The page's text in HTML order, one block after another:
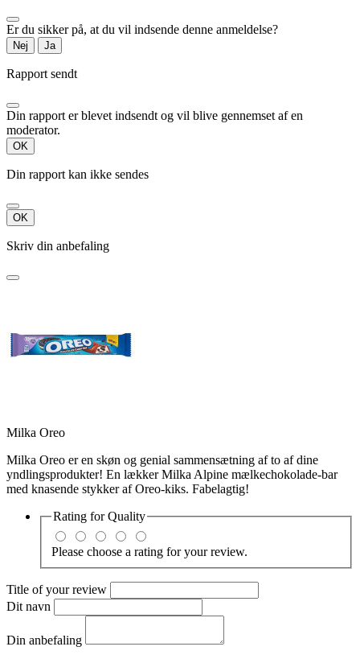
Er du sikker på, at du vil indsende denne anmeldelse?
Nej Ja
Rapport sendt
Din rapport er blevet indsendt og vil blive gennemset af en
moderator.
OK
Din rapport kan ikke sendes
OK
Skriv din anbefaling
Milka Oreo
Milka Oreo er en skøn og genial sammensætning af to af dine
yndlingsprodukter! En lækker Milka Alpine mælkechokolade-bar
med knasende stykker af Oreo-kiks. Fabelagtig!
Rating forQuality
Please choose a rating for your review.
Title of your review
Dit navn
Din anbefaling